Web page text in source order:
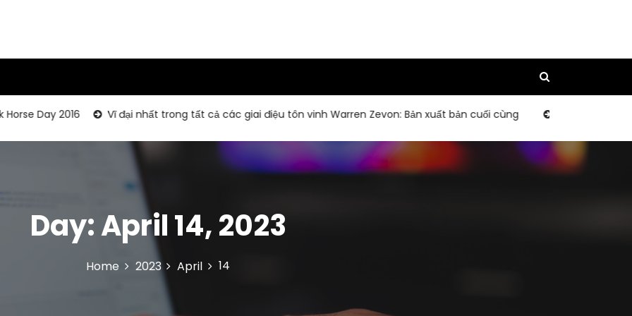
2016 Vĩ đại nhất trong tất cả các giai điệu tôn vinh Warren Zevon: Bản xuất bản cuối cùng Kỷ niệm 30 năm của
Day:April 14, 2023
Home 2023 April 14